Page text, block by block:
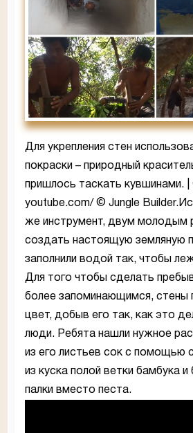
Для укрепления стен
покраски – природный
пришлось таскать кувшинами.
youtube.com/ © Jungle
же инструмент, двум молодым
создать настоящую земляную
заполнили водой так, чтобы
Для того чтобы сделать
более запоминающимся, стены
цвет, добыв его так, как это
люди. Ребята нашли нужное
из его листьев сок с помощью
из куска полой ветки бамбука
палки вместо песта.